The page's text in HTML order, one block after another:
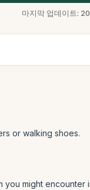
마지막 업데이트:
or walking shoes.
you might encounter